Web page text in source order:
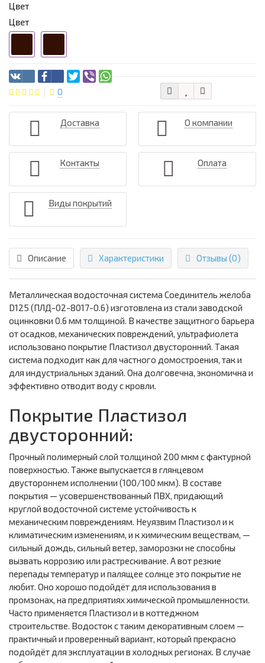
Цвет
Цвет
0
Доставка О компании
Контакты Оплата
Виды покрытий
Описание Характеристики Отзывы (0)
Металлическая водосточная система Соединитель желоба
D125 (ПЛД-02-8017-0.6) изготовлена из стали заводской
оцинковки 0.6 мм толщиной. В качестве защитного барьера
от осадков, механических повреждений, ультрафиолета
использовано покрытие Пластизол двусторонний. Такая
система подходит как для частного домостроения, так и
для индустриальных зданий. Она долговечна, экономична и
эффективно отводит воду с кровли.
Покрытие Пластизол
двусторонний:
Прочный полимерный слой толщиной 200 мкм с фактурной
поверхностью. Также выпускается в глянцевом
двустороннем исполнении (100/100 мкм). В составе
покрытия — усовершенствованный ПВХ, придающий
круглой водосточной системе устойчивость к
механическим повреждениям. Неуязвим Пластизол и к
климатическим изменениям, и к химическим веществам, —
сильный дождь, сильный ветер, заморозки не способны
вызвать коррозию или растрескивание. А вот резкие
перепады температур и палящее солнце это покрытие не
любит. Оно хорошо подойдёт для использования в
промзонах, на предприятиях химической промышленности.
Часто применяется Пластизол и в коттеджном
строительстве. Водосток с таким декоративным слоем —
практичный и проверенный вариант, который прекрасно
подойдёт для эксплуатации в холодных регионах. В случае